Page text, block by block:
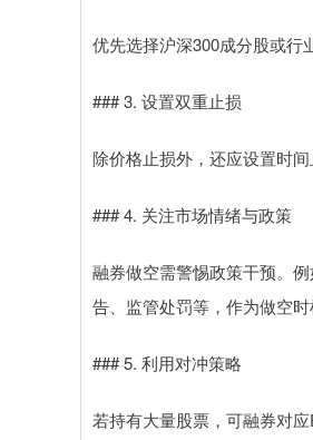
优先选择沪深300成分股或行
### 3. 设置双重止损
除价格止损外，还应设置时
### 4. 关注市场情绪与政策
融券做空需警惕政策干预。
告、监管处罚等，作为做空时
### 5. 利用对冲策略
若持有大量股票，可融券对